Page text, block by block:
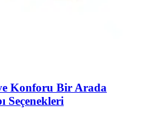
Konforu Bir Arada
Seçenekleri